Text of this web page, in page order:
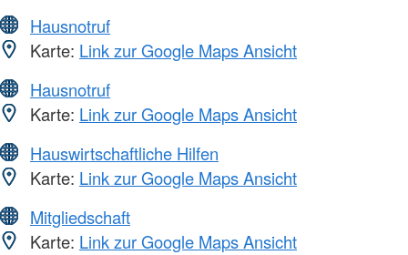
Hausnotruf
Karte: Link zur Google Maps Ansicht
Hausnotruf
Karte: Link zur Google Maps Ansicht
Hauswirtschaftliche Hilfen
Karte: Link zur Google Maps Ansicht
Mitgliedschaft
Karte: Link zur Google Maps Ansicht